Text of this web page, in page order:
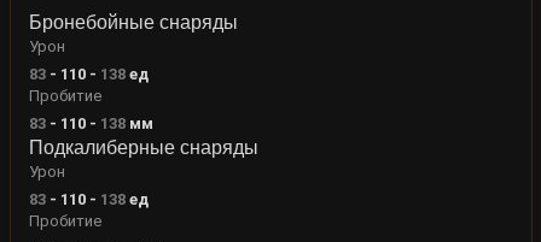
Бронебойные снаряды
Урон
83- 110- 138ед
Пробитие
83- 110- 138 мм
Подкалиберные снаряды
Урон
83- 110- 138ед
Пробитие